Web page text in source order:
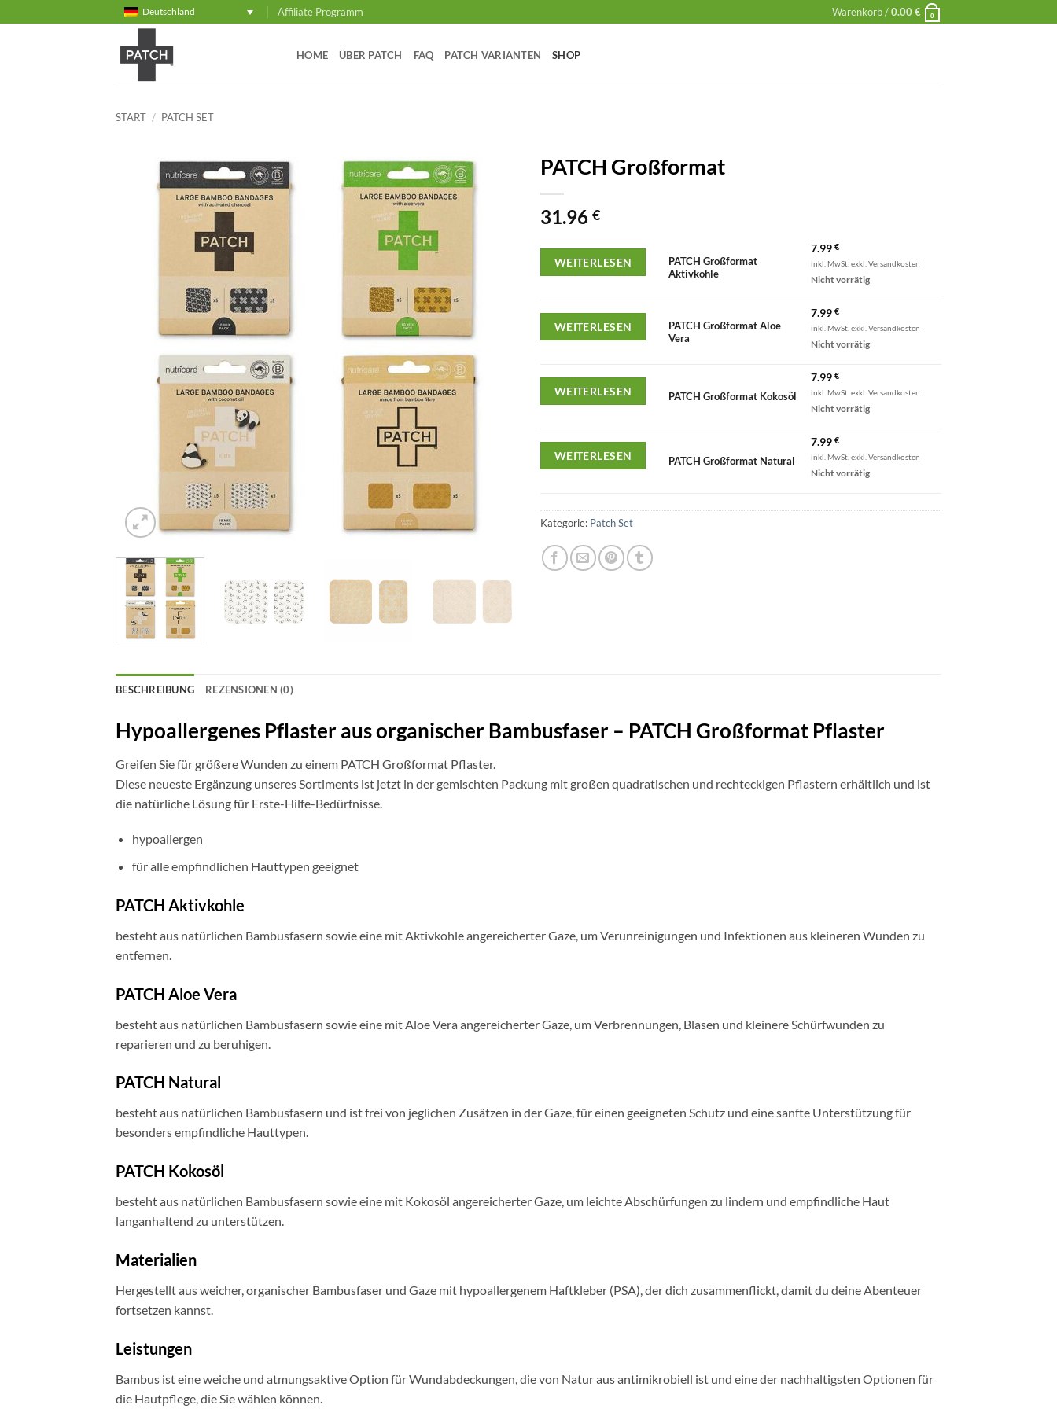
Inhalt
Deutschland Affiliate Programm Warenkorb /0.00€ 0
HOME ÜBER PATCH FAQ PATCH VARIANTEN SHOP
START / PATCH SET
PATCH Großformat
31.96 €
WEITERLESEN
PATCH Großformat
Aktivkohle
7.99€
inkl. MwSt. exkl. Versandkosten
Nicht vorrätig
WEITERLESEN
PATCH Großformat Aloe
Vera
7.99€
inkl. MwSt. exkl. Versandkosten
Nicht vorrätig
WEITERLESEN PATCH Großformat Kokosöl
7.99€
inkl. MwSt. exkl. Versandkosten
Nicht vorrätig
WEITERLESEN PATCH Großformat Natural
7.99€
inkl. MwSt. exkl. Versandkosten
Nicht vorrätig
Kategorie: Patch Set
BESCHREIBUNG REZENSIONEN (0)
Hypoallergenes Pflaster aus organischer Bambusfaser – PATCH Großformat Pflaster
Greifen Sie für größere Wunden zu einem PATCH Großformat Pflaster.
Diese neueste Ergänzung unseres Sortiments ist jetzt in der gemischten Packung mit großen quadratischen und rechteckigen Pflastern erhältlich und ist
die natürliche Lösung für Erste-Hilfe-Bedürfnisse.
hypoallergen
für alle empfindlichen Hauttypen geeignet
PATCH Aktivkohle
besteht aus natürlichen Bambusfasern sowie eine mit Aktivkohle angereicherter Gaze, um Verunreinigungen und Infektionen aus kleineren Wunden zu
entfernen.
PATCH Aloe Vera
besteht aus natürlichen Bambusfasern sowie eine mit Aloe Vera angereicherter Gaze, um Verbrennungen, Blasen und kleinere Schürfwunden zu
reparieren und zu beruhigen.
PATCH Natural
besteht aus natürlichen Bambusfasern und ist frei von jeglichen Zusätzen in der Gaze, für einen geeigneten Schutz und eine sanfte Unterstützung für
besonders empfindliche Hauttypen.
PATCH Kokosöl
besteht aus natürlichen Bambusfasern sowie eine mit Kokosöl angereicherter Gaze, um leichte Abschürfungen zu lindern und empfindliche Haut
langanhaltend zu unterstützen.
Materialien
Hergestellt aus weicher, organischer Bambusfaser und Gaze mit hypoallergenem Haftkleber (PSA), der dich zusammenflickt, damit du deine Abenteuer
fortsetzen kannst.
Leistungen
Bambus ist eine weiche und atmungsaktive Option für Wundabdeckungen, die von Natur aus antimikrobiell ist und eine der nachhaltigsten Optionen für
die Hautpflege, die Sie wählen können.